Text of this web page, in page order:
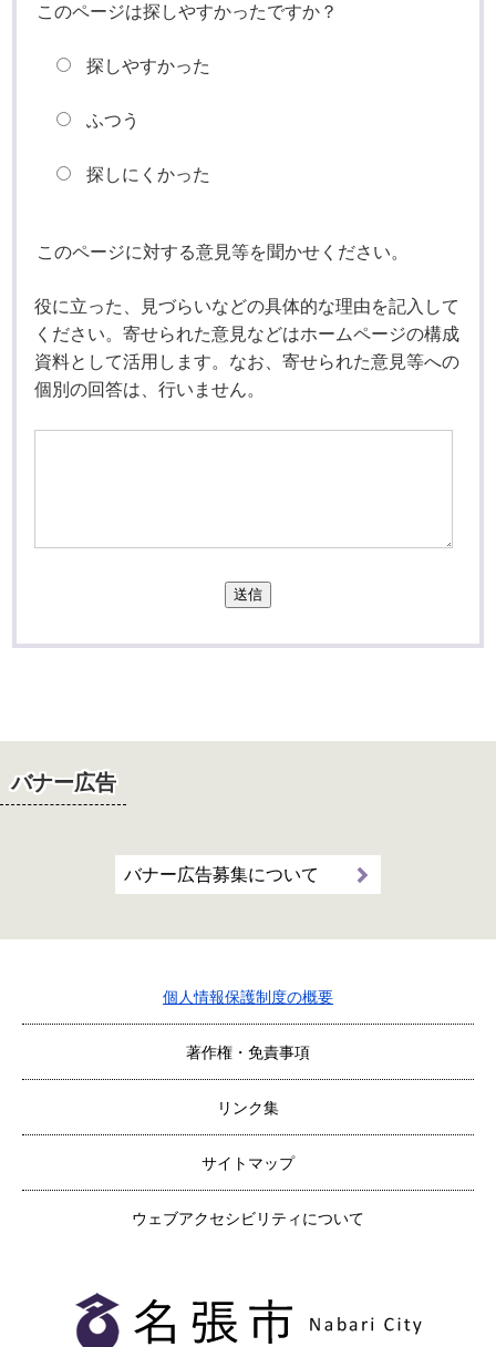
このページは探しやすかったですか？
探しやすかった
ふつう
探しにくかった
このページに対する意見等を聞かせください。
役に立った、見づらいなどの具体的な理由を記入して
ください。寄せられた意見などはホームページの構成
資料として活用します。なお、寄せられた意見等への
個別の回答は、行いません。
送信
バナー広告
バナー広告募集について
個人情報保護制度の概要
著作権・免責事項
リンク集
サイトマップ
ウェブアクセシビリティについて